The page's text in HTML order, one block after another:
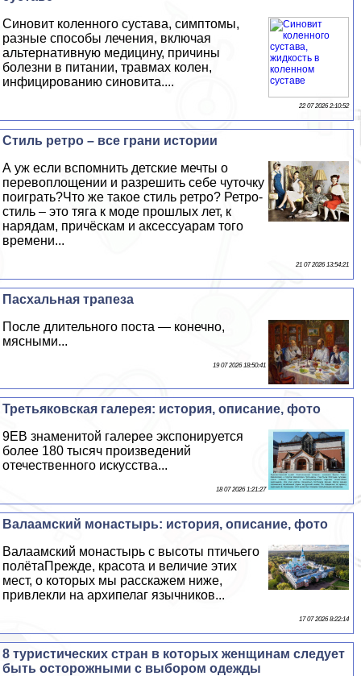
Синовит коленного сустава, симптомы,
разные способы лечения, включая
альтернативную медицину, причины
болезни в питании, травмах колен,
инфицированию синовита....
22 07 2026 2:10:52
Стиль ретро – все грани истории
А уж если вспомнить детские мечты о
перевоплощении и разрешить себе чуточку
поиграть?Что же такое стиль ретро? Ретро-
стиль – это тяга к моде прошлых лет, к
нарядам, причёскам и аксессуарам того
времени...
21 07 2026 13:54:21
Пасхальная трапеза
После длительного поста — конечно,
мясными...
19 07 2026 18:50:41
Третьяковская галерея: история, описание, фото
9EВ знаменитой галерее экспонируется
более 180 тысяч произведений
отечественного искусства...
18 07 2026 1:21:27
Валаамский монастырь: история, описание, фото
Валаамский монастырь с высоты птичьего
полётаПрежде, красота и величие этих
мест, о которых мы расскажем ниже,
привлекли на архипелаг язычников...
17 07 2026 8:22:14
8 туристических стран в которых женщинам следует
быть осторожными с выбором одежды